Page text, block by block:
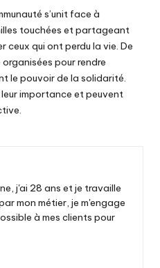
s’unit face à
touchées et partageant
ceux qui ont perdu la vie. De
pour rendre
le pouvoir de la solidarité.
importance et peuvent
j'ai 28 ans et je travaille
mon métier, je m'engage
à mes clients pour